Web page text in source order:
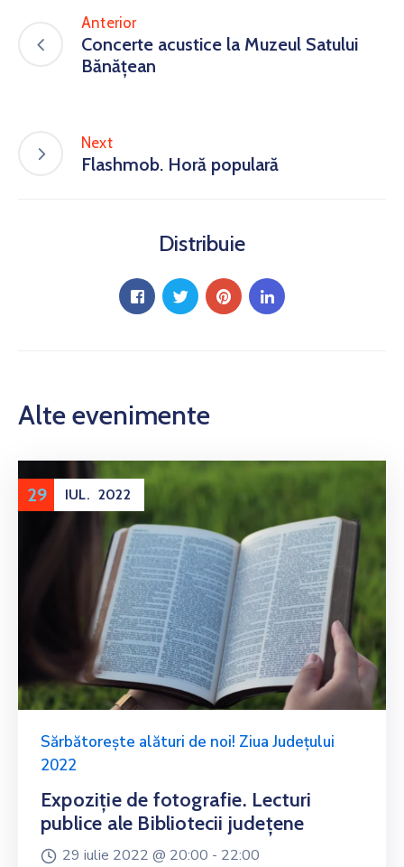
Anterior
Concerte acustice la Muzeul Satului
Bănățean
Next
Flashmob. Horă populară
Distribuie
Alte evenimente
29 IUL. 2022
Sărbătorește alături de noi! Ziua Județului
2022
Expoziție de fotografie. Lecturi
publice ale Bibliotecii județene
29 iulie 2022 @ 20:00 - 22:00